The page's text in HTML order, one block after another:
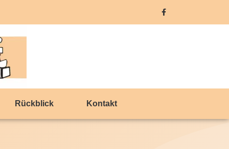
Rückblick Kontakt